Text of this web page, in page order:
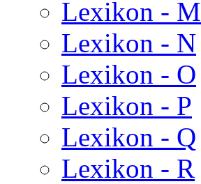
Lexikon - M
Lexikon - N
Lexikon - O
Lexikon - P
Lexikon - Q
Lexikon - R